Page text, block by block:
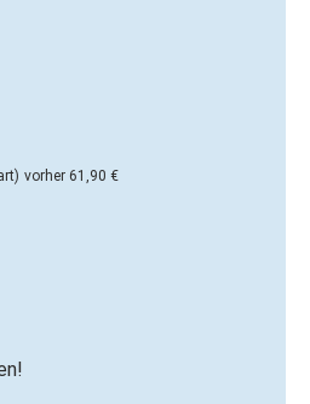
vorher 61,90 €